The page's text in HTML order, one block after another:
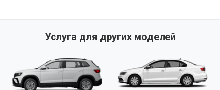
Услуга для других моделей